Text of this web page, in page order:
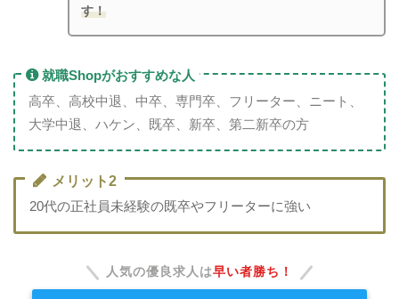
す！
就職Shopがおすすめな人
高卒、高校中退、中卒、専門卒、フリーター、ニート、
大学中退、ハケン、既卒、新卒、第二新卒の方
メリット2
20代の正社員未経験の既卒やフリーターに強い
人気の優良求人は早い者勝ち！